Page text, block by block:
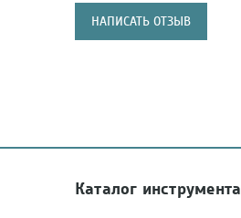
НАПИСАТЬ ОТЗЫВ
Каталог инструмента